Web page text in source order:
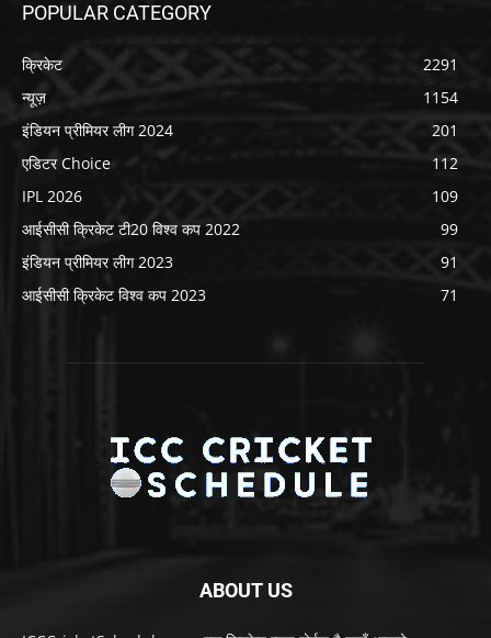
POPULAR CATEGORY
क्रिकेट
2291
न्यूज़
1154
इंडियन प्रीमियर लीग 2024
201
एडिटर Choice
112
IPL 2026
109
आईसीसी क्रिकेट टी20 विश्व कप 2022
99
इंडियन प्रीमियर लीग 2023
91
आईसीसी क्रिकेट विश्व कप 2023
71
ABOUT US